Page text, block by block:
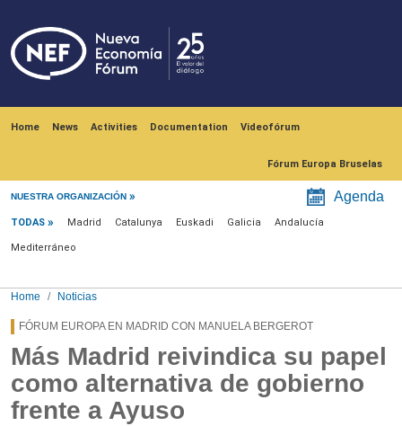
Home News Activities Documentation Videofórum
Fórum Europa Bruselas
NUESTRA ORGANIZACIÓN Agenda
Menú noticias
TODAS Madrid Catalunya Euskadi Galicia Andalucía
Mediterráneo
Home Noticias
FÓRUM EUROPA EN MADRID CON MANUELA BERGEROT
Más Madrid reivindica su papel
como alternativa de gobierno
frente a Ayuso